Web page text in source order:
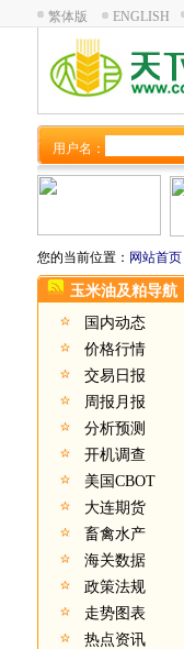
繁体版 ENGLISH
用户名：
您的当前位置： 网站首页
玉米油及粕导航
国内动态
价格行情
交易日报
周报月报
分析预测
开机调查
美国CBOT
大连期货
畜禽水产
海关数据
政策法规
走势图表
热点资讯